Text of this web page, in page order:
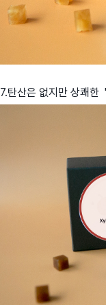
7.탄산은 없지만 상쾌한